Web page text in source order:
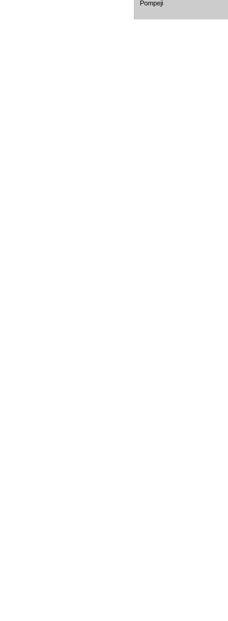
Pompeji